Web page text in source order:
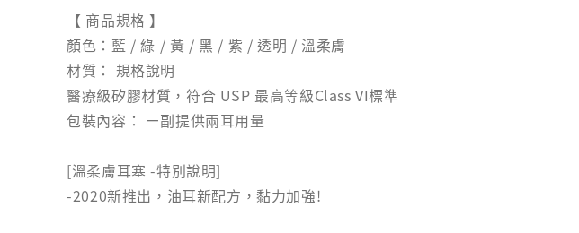
【 商品規格 】
顏色：藍 / 綠 / 黃 / 黑 / 紫 / 透明 / 溫柔膚
材質： 規格說明
醫療級矽膠材質，符合 USP 最高等級Class VI標準
包裝內容： ㄧ副提供兩耳用量
[溫柔膚耳塞 -特別說明]
-2020新推出，油耳新配方，黏力加強!